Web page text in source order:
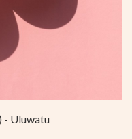
- Uluwatu